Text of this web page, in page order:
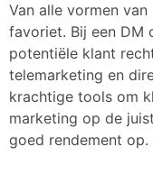
Van alle vormen
favoriet. Bij een DM
potentiële klant
telemarketing en
krachtige tools om
marketing op de
goed rendement